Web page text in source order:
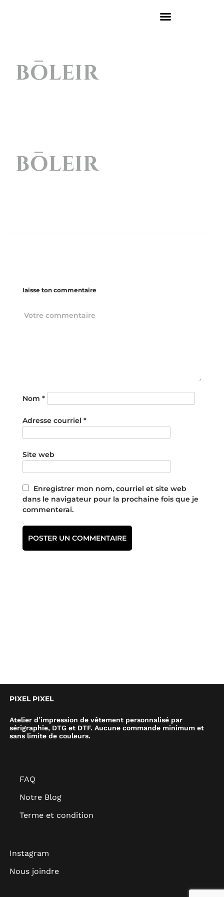
laisse ton commentaire
Nom *
Adresse courriel *
Site web
Enregistrer mon nom, courriel et site web
dans le navigateur pour la prochaine fois que je
commenterai.
PIXEL PIXEL
Atelier d’impression de vêtement personnalisé par
sérigraphie, DTG et DTF. Aucune commande minimum et
sans limite de couleurs.
FAQ
Notre Blog
Terme et condition
Instagram
Nous joindre